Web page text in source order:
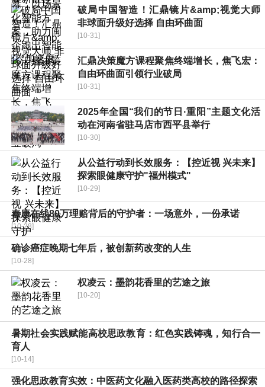
破局中国智造！汇鼎镜片&amp;视觉大师
非球面升级好选择 自由环曲面
[10-31]
汇鼎决策魔方课程聚焦终端增长，焦飞宏：
自由环曲面引领行业破局
[10-31]
2025年全国“我们的节日·重阳”主题文化活
动在河南省驻马店市西平县举行
[10-30]
从公益行动到长效服务：【控近视 兴未来】
探索眼健康守护"福州模式"
[10-29]
泰康在线80万理赔背后的守护者：一场意外，一份承诺
[10-28]
确诊癌症晚期七年后，被创新药改变的人生
[10-28]
权凌云：墨韵花香里的艺途之旅
[10-20]
暑期社会实践赋能高校思政教育：红色实践铸魂，知行合一
育人
[10-14]
强化思政教育实效：中医药文化融入医药类高校的路径探索